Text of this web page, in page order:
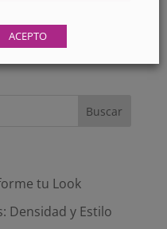
tu Look
Densidad y Estilo
ACEPTO